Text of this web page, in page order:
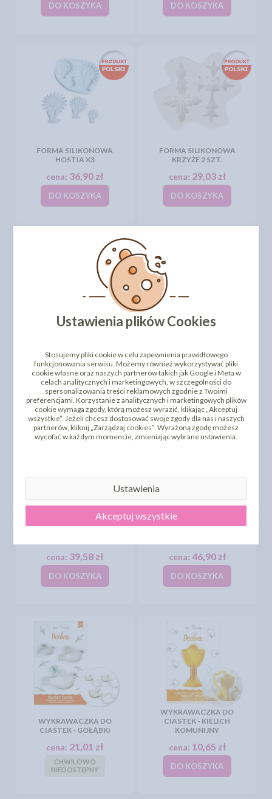
DO KOSZYKA DO KOSZYKA
FORMA SILIKONOWA
HOSTIA X3
cena: 36,90 zł
DO KOSZYKA
FORMA SILIKONOWA
KRZYŻE 2 SZT.
cena: 29,03 zł
DO KOSZYKA
KSIĘGA
cena:42,59 zł
DO KOSZYKA
KSIĘGA 2
cena:42,59 zł
DO KOSZYKA
cena: 39,58 zł
DO KOSZYKA
cena: 46,90 zł
DO KOSZYKA
WYKRAWACZKA DO
CIASTEK - GOŁĄBKI
cena: 21,01 zł
CHWILOWO
NIEDOSTĘPNY
WYKRAWACZKA DO
CIASTEK - KIELICH
KOMUNIJNY
cena: 10,65 zł
DO KOSZYKA
Ustawienia plików Cookies
Stosujemy pliki cookie w celu zapewnienia prawidłowego
funkcjonowania serwisu. Możemy również wykorzystywać pliki
cookie własne oraz naszych partnerów takich jak Google i Meta w
celach analitycznych i marketingowych, w szczególności do
spersonalizowania treści reklamowych zgodnie z Twoimi
preferencjami. Korzystanie z analitycznych i marketingowych plików
cookie wymaga zgody, którą możesz wyrazić, klikając „Akceptuj
wszystkie”. Jeżeli chcesz dostosować swoje zgody dla nas i naszych
partnerów, kliknij „Zarządzaj cookies”. Wyrażoną zgodę możesz
wycofać w każdym momencie, zmieniając wybrane ustawienia.
Ustawienia
Akceptuj wszystkie